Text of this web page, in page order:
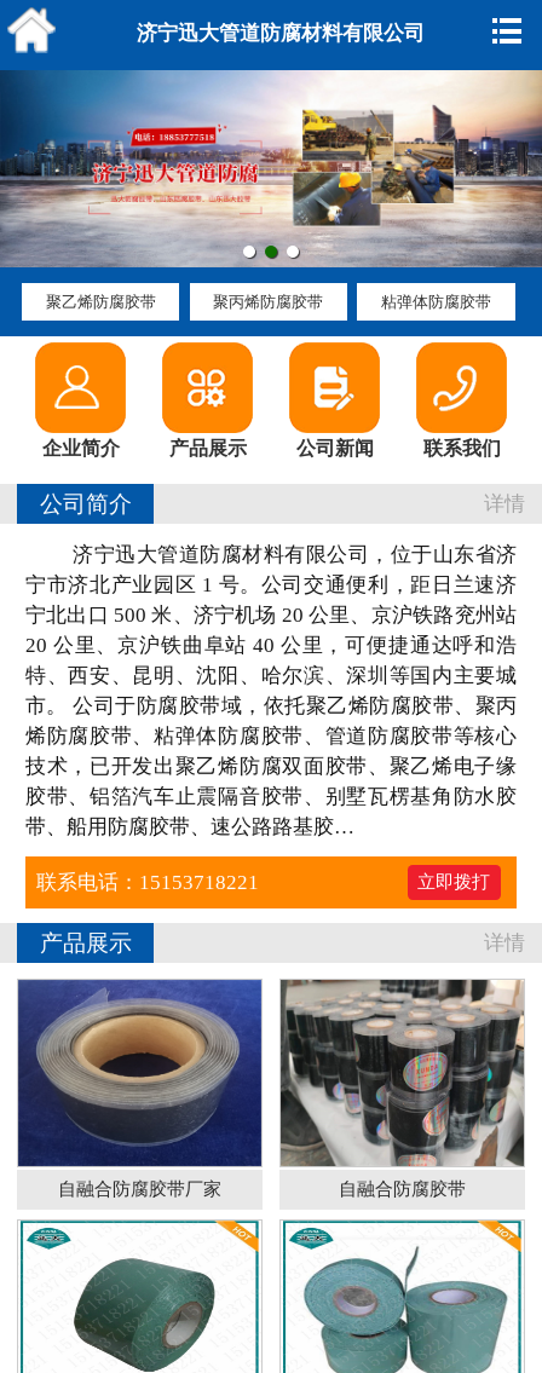
网站主页
产品展示
资质荣誉
行业动态
参展动态
公司环境
工程案例
销售业绩
联系我们
济宁迅大管道防腐材料有限公司
聚乙烯防腐胶带 聚丙烯防腐胶带 粘弹体防腐胶带
企业简介 产品展示 公司新闻 联系我们
公司简介 详情
济宁迅大管道防腐材料有限公司，位于山东省济
宁市济北产业园区 1 号。公司交通便利，距日兰速济
宁北出口 500 米、济宁机场 20 公里、京沪铁路兖州站
20 公里、京沪铁曲阜站 40 公里，可便捷通达呼和浩
特、西安、昆明、沈阳、哈尔滨、深圳等国内主要城
市。 公司于防腐胶带域，依托聚乙烯防腐胶带、聚丙
烯防腐胶带、粘弹体防腐胶带、管道防腐胶带等核心
技术，已开发出聚乙烯防腐双面胶带、聚乙烯电子缘
胶带、铝箔汽车止震隔音胶带、别墅瓦楞基角防水胶
带、船用防腐胶带、速公路路基胶…
联系电话：15153718221 立即拨打
产品展示 详情
自融合防腐胶带厂家 自融合防腐胶带